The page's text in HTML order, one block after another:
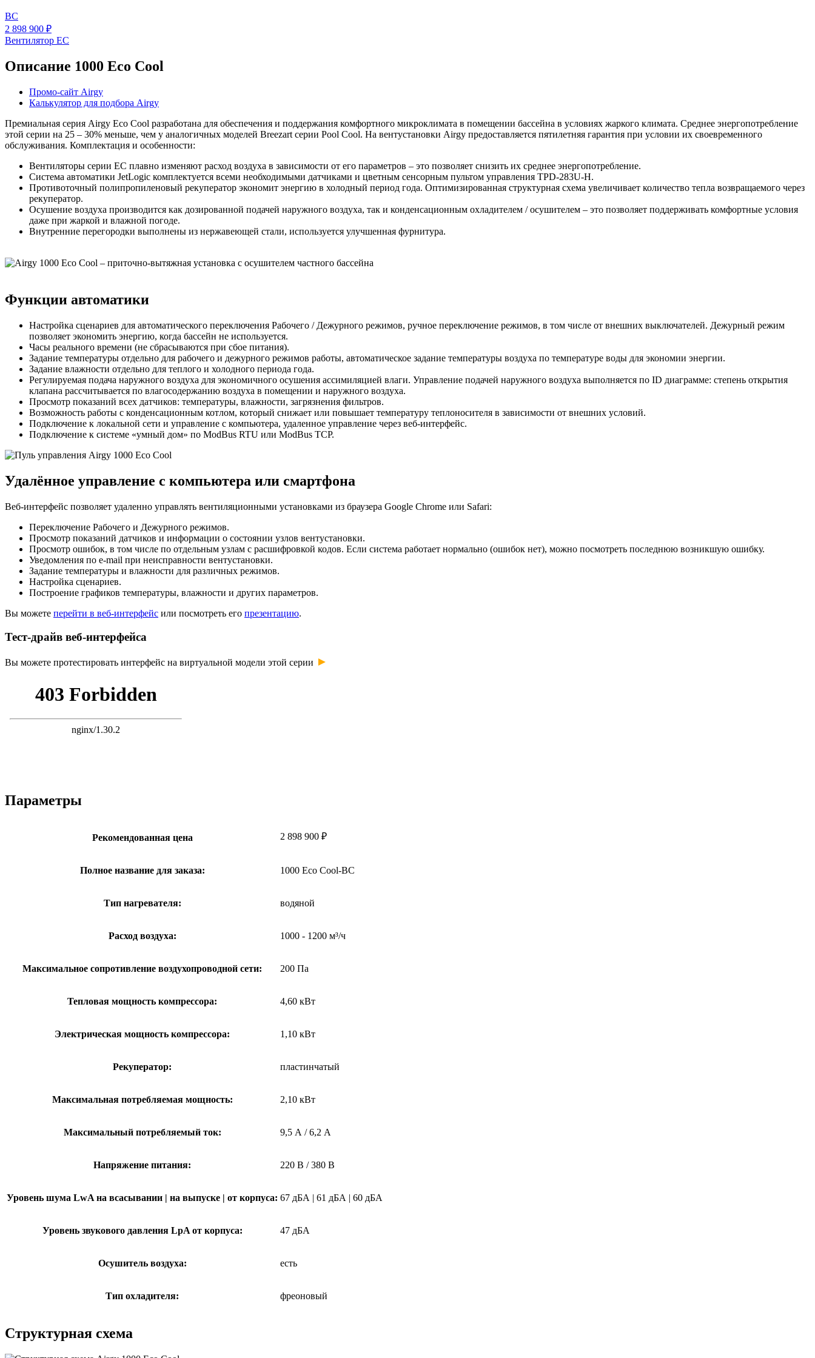
BC
2 898 900 ₽
Вентилятор EC
Описание 1000 Eco Cool
Промо-сайт Airgy
Калькулятор для подбора Airgy
Премиальная серия Airgy Eco Cool разработана для обеспечения и поддержания комфортного микроклимата в помещении бассейна в условиях жаркого климата. Среднее энергопотребление
этой серии на 25 – 30% меньше, чем у аналогичных моделей Breezart серии Pool Cool. На вентустановки Airgy предоставляется пятилетняя гарантия при условии их своевременного
обслуживания. Комплектация и особенности:
Вентиляторы серии EC плавно изменяют расход воздуха в зависимости от его параметров – это позволяет снизить их среднее энергопотребление.
Система автоматики JetLogic комплектуется всеми необходимыми датчиками и цветным сенсорным пультом управления TPD-283U-H.
Противоточный полипропиленовый рекуператор экономит энергию в холодный период года. Оптимизированная структурная схема увеличивает количество тепла возвращаемого через
рекуператор.
Осушение воздуха производится как дозированной подачей наружного воздуха, так и конденсационным охладителем / осушителем – это позволяет поддерживать комфортные условия
даже при жаркой и влажной погоде.
Внутренние перегородки выполнены из нержавеющей стали, используется улучшенная фурнитура.
Функции автоматики
Настройка сценариев для автоматического переключения Рабочего / Дежурного режимов, ручное переключение режимов, в том числе от внешних выключателей. Дежурный режим
позволяет экономить энергию, когда бассейн не используется.
Часы реального времени (не сбрасываются при сбое питания).
Задание температуры отдельно для рабочего и дежурного режимов работы, автоматическое задание температуры воздуха по температуре воды для экономии энергии.
Задание влажности отдельно для теплого и холодного периода года.
Регулируемая подача наружного воздуха для экономичного осушения ассимиляцией влаги. Управление подачей наружного воздуха выполняется по ID диаграмме: степень открытия
клапана рассчитывается по влагосодержанию воздуха в помещении и наружного воздуха.
Просмотр показаний всех датчиков: температуры, влажности, загрязнения фильтров.
Возможность работы с конденсационным котлом, который снижает или повышает температуру теплоносителя в зависимости от внешних условий.
Подключение к локальной сети и управление с компьютера, удаленное управление через веб-интерфейс.
Подключение к системе «умный дом» по ModBus RTU или ModBus TCP.
Удалённое управление с компьютера или смартфона
Веб-интерфейс позволяет удаленно управлять вентиляционными установками из браузера Google Chrome или Safari:
Переключение Рабочего и Дежурного режимов.
Просмотр показаний датчиков и информации о состоянии узлов вентустановки.
Просмотр ошибок, в том числе по отдельным узлам с расшифровкой кодов. Если система работает нормально (ошибок нет), можно посмотреть последнюю возникшую ошибку.
Уведомления по e-mail при неисправности вентустановки.
Задание температуры и влажности для различных режимов.
Настройка сценариев.
Построение графиков температуры, влажности и других параметров.
Вы можете перейти в веб-интерфейс или посмотреть его презентацию.
Тест-драйв веб-интерфейса
Вы можете протестировать интерфейс на виртуальной модели этой серии ►
Параметры
Рекомендованная цена 2 898 900 ₽
Полное название для заказа: 1000 Eco Cool-BC
Тип нагревателя: водяной
Расход воздуха: 1000 - 1200 м³/ч
Максимальное сопротивление воздухопроводной сети: 200 Па
Тепловая мощность компрессора: 4,60 кВт
Электрическая мощность компрессора: 1,10 кВт
Рекуператор: пластинчатый
Максимальная потребляемая мощность: 2,10 кВт
Максимальный потребляемый ток: 9,5 А / 6,2 А
Напряжение питания: 220 В / 380 В
Уровень шума LwA на всасывании | на выпуске | от корпуса: 67 дБА | 61 дБА | 60 дБА
Уровень звукового давления LpA от корпуса: 47 дБА
Осушитель воздуха: есть
Тип охладителя: фреоновый
Структурная схема